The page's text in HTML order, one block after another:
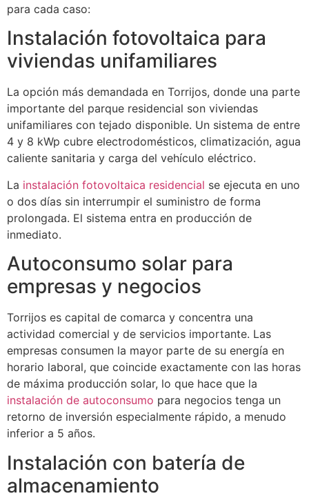
para cada caso:
Instalación fotovoltaica para
viviendas unifamiliares
La opción más demandada en Torrijos, donde una parte
importante del parque residencial son viviendas
unifamiliares con tejado disponible. Un sistema de entre
4 y 8 kWp cubre electrodomésticos, climatización, agua
caliente sanitaria y carga del vehículo eléctrico.
La instalación fotovoltaica residencial se ejecuta en uno
o dos días sin interrumpir el suministro de forma
prolongada. El sistema entra en producción de
inmediato.
Autoconsumo solar para
empresas y negocios
Torrijos es capital de comarca y concentra una
actividad comercial y de servicios importante. Las
empresas consumen la mayor parte de su energía en
horario laboral, que coincide exactamente con las horas
de máxima producción solar, lo que hace que la
instalación de autoconsumo para negocios tenga un
retorno de inversión especialmente rápido, a menudo
inferior a 5 años.
Instalación con batería de
almacenamiento